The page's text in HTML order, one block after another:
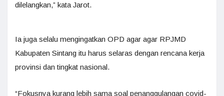
dilelangkan,” kata Jarot.
Ia juga selalu mengingatkan OPD agar agar RPJMD
Kabupaten Sintang itu harus selaras dengan rencana kerja
provinsi dan tingkat nasional.
“Fokusnya kurang lebih sama soal penanggulangan covid-